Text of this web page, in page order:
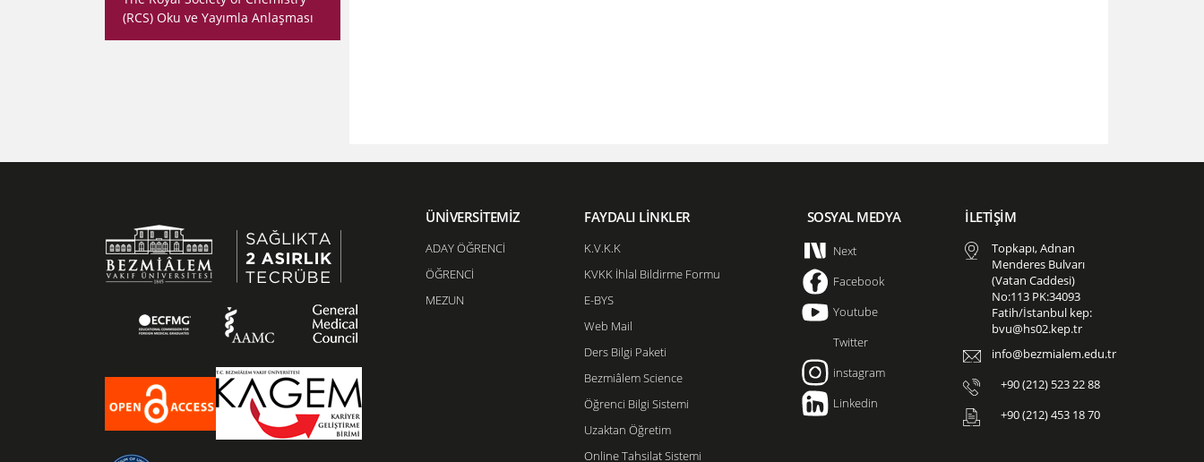
(RCS) Oku ve Yayımla Anlaşması
ÜNİVERSİTEMİZ
ADAY ÖĞRENCİ
ÖĞRENCİ
MEZUN
FAYDALI LİNKLER
K.V.K.K
KVKK İhlal Bildirme Formu
E-BYS
Web Mail
Ders Bilgi Paketi
Bezmiâlem Science
Öğrenci Bilgi Sistemi
Uzaktan Öğretim
Online Tahsilat Sistemi
SOSYAL MEDYA
Next
Facebook
Youtube
Twitter
instagram
Linkedin
İLETİŞİM
Topkapı, Adnan
Menderes Bulvarı
(Vatan Caddesi)
No:113 PK:34093
Fatih/İstanbul kep:
bvu@hs02.kep.tr
info@bezmialem.edu.tr
+90 (212) 523 22 88
+90 (212) 453 18 70